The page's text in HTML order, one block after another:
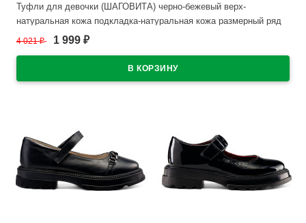
Туфли для девочки (ШАГОВИТА) черно-бежевый верх-
натуральная кожа подкладка-натуральная кожа размерный ряд
32-37 арт.23СМФ 63297
4 021₽ 1 999 ₽